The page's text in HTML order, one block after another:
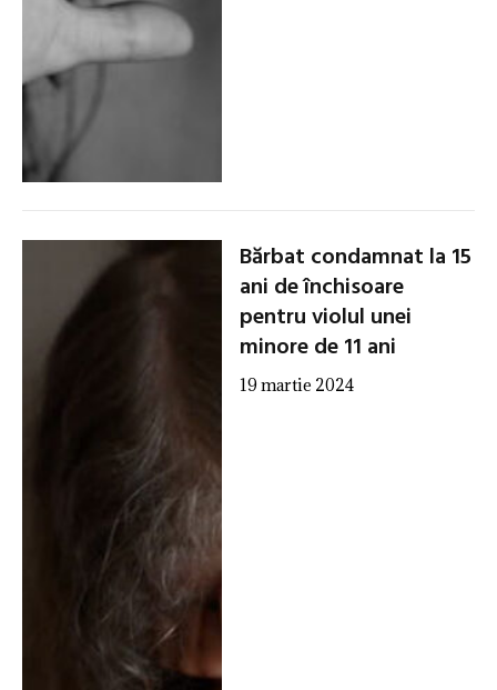
Bărbat condamnat la 15
ani de închisoare
pentru violul unei
minore de 11 ani
19 martie 2024